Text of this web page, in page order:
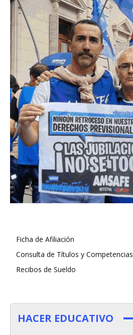
Ficha de Afiliación
Consulta de Títulos y Competencias
Recibos de Sueldo
HACER EDUCATIVO